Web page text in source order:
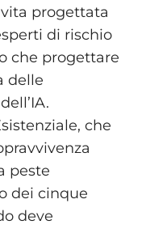
progettata
di rischio
che progettare
delle
che
peste
dei cinque
deve